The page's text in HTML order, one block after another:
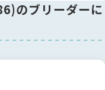
す(片足0~45）
のブリーダーに